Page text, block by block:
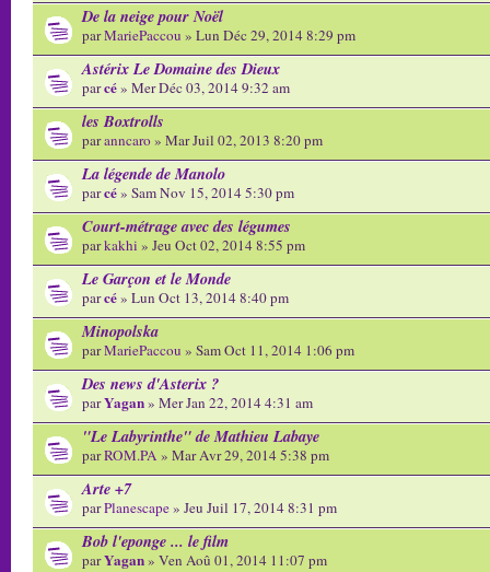
De la neige pour Noël
parMariePaccou » Lun Déc 29, 2014 8:29 pm
Astérix Le Domaine des Dieux
parcé» Mer Déc 03, 2014 9:32 am
les Boxtrolls
paranncaro» Mar Juil 02, 2013 8:20 pm
La légende de Manolo
parcé» Sam Nov 15, 2014 5:30 pm
Court-métrage avec des légumes
parkakhi » Jeu Oct 02, 2014 8:55 pm
Le Garçon et le Monde
parcé» Lun Oct 13, 2014 8:40 pm
Minopolska
parMariePaccou » Sam Oct 11, 2014 1:06 pm
Des news d'Asterix ?
parYagan» Mer Jan 22, 2014 4:31 am
"Le Labyrinthe" de Mathieu Labaye
parROM.PA » Mar Avr 29, 2014 5:38 pm
Arte +7
parPlanescape» Jeu Juil 17, 2014 8:31 pm
Bob l'eponge ... le film
parYagan» Ven Aoû 01, 2014 11:07 pm